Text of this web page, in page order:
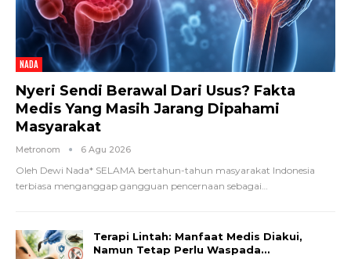
NADA
Nyeri Sendi Berawal Dari Usus? Fakta
Medis Yang Masih Jarang Dipahami
Masyarakat
Metronom 6 Agu 2026
Oleh Dewi Nada* SELAMA bertahun-tahun masyarakat Indonesia
terbiasa menganggap gangguan pencernaan sebagai…
Terapi Lintah: Manfaat Medis Diakui,
Namun Tetap Perlu Waspada…